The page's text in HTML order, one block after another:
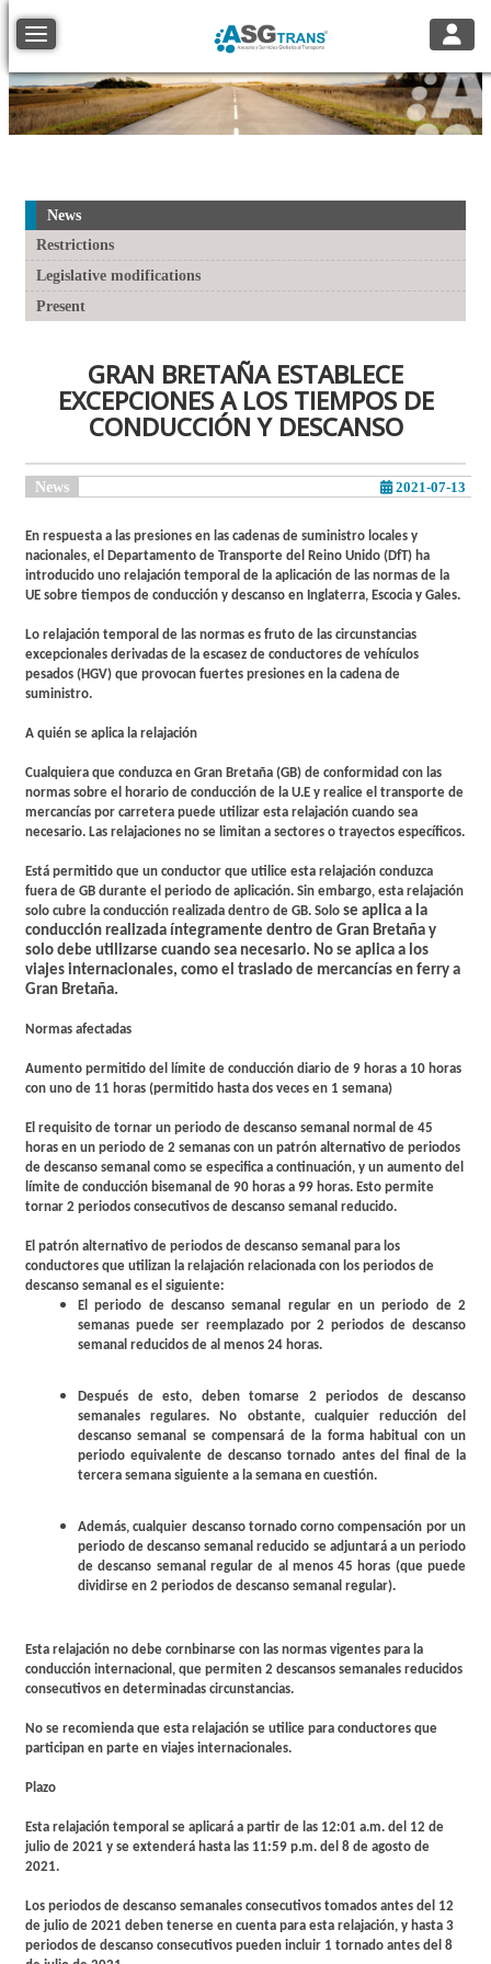
Toggle navigation
News
Restrictions
Legislative modifications
Present
GRAN BRETAÑA ESTABLECE
EXCEPCIONES A LOS TIEMPOS DE
CONDUCCIÓN Y DESCANSO
News 2021-07-13
En respuesta a las presiones en las cadenas de suministro locales y
nacionales, el Departamento de Transporte del Reino Unido (DfT) ha
introducido uno relajación temporal de la aplicación de las normas de la
UE sobre tiempos de conducción y descanso en Inglaterra, Escocia y Gales.
Lo relajación temporal de las normas es fruto de las circunstancias
excepcionales derivadas de la escasez de conductores de vehículos
pesados (HGV) que provocan fuertes presiones en la cadena de
suministro.
A quién se aplica la relajación
Cualquiera que conduzca en Gran Bretaña (GB) de conformidad con las
normas sobre el horario de conducción de la U.E y realice el transporte de
mercancías por carretera puede utilizar esta relajación cuando sea
necesario. Las relajaciones no se limitan a sectores o trayectos específicos.
Está permitido que un conductor que utilice esta relajación conduzca
fuera de GB durante el periodo de aplicación. Sin embargo, esta relajación
solo cubre la conducción realizada dentro de GB. Solo se aplica a la
conducción realizada íntegramente dentro de Gran Bretaña y
solo debe utilizarse cuando sea necesario. No se aplica a los
viajes internacionales, como el traslado de mercancías en ferry a
Gran Bretaña.
Normas afectadas
Aumento permitido del límite de conducción diario de 9 horas a 10 horas
con uno de 11 horas (permitido hasta dos veces en 1 semana)
El requisito de tornar un periodo de descanso semanal normal de 45
horas en un periodo de 2 semanas con un patrón alternativo de periodos
de descanso semanal como se especifica a continuación, y un aumento del
límite de conducción bisemanal de 90 horas a 99 horas. Esto permite
tornar 2 periodos consecutivos de descanso semanal reducido.
El patrón alternativo de periodos de descanso semanal para los
conductores que utilizan la relajación relacionada con los periodos de
descanso semanal es el siguiente:
El periodo de descanso semanal regular en un periodo de 2
semanas puede ser reemplazado por 2 periodos de descanso
semanal reducidos de al menos 24 horas.
Después de esto, deben tomarse 2 periodos de descanso
semanales regulares. No obstante, cualquier reducción del
descanso semanal se compensará de la forma habitual con un
periodo equivalente de descanso tornado antes del final de la
tercera semana siguiente a la semana en cuestión.
Además, cualquier descanso tornado corno compensación por un
periodo de descanso semanal reducido se adjuntará a un periodo
de descanso semanal regular de al menos 45 horas (que puede
dividirse en 2 periodos de descanso semanal regular).
Esta relajación no debe cornbinarse con las normas vigentes para la
conducción internacional, que permiten 2 descansos semanales reducidos
consecutivos en determinadas circunstancias.
No se recomienda que esta relajación se utilice para conductores que
participan en parte en viajes internacionales.
Plazo
Esta relajación temporal se aplicará a partir de las 12:01 a.m. del 12 de
julio de 2021 y se extenderá hasta las 11:59 p.m. del 8 de agosto de
2021.
Los periodos de descanso semanales consecutivos tomados antes del 12
de julio de 2021 deben tenerse en cuenta para esta relajación, y hasta 3
periodos de descanso consecutivos pueden incluir 1 tornado antes del 8